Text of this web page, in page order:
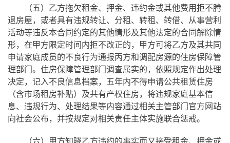
（五）乙方拖欠租金、押金、违约金或其他费用拒不腾
退房屋，或者具有违规转让、分租、转租、转借、从事营利
活动等违反本合同约定的其他情形及其他法定的合同解除情
形，在甲方限定时间内拒不改正的，甲方可将乙方及其共同
申请家庭成员的不良行为通报丙方和调配房源的住房保障管
理部门。住房保障管理部门调查属实的，依照规定作出处理
决定，记入不良信息档案，五年内不得申请公共租赁住房
（含市场租房补贴）及共有产权住房，将违规家庭基本信
息、违规行为、处理结果等内容通过相关主管部门官方网站
向社会公布，并按规定对相关责任主体实施联合惩戒。
（六）甲方知晓乙方违约的事实而又接受租金、押金或